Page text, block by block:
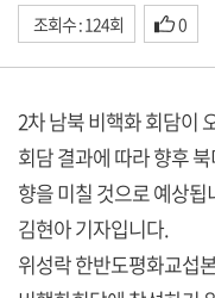
조회수 : 124회 0
2차 남북 비핵화 회담이
회담 결과에 따라 향후
향을 미칠 것으로 예상됩
김현아 기자입니다.
위성락 한반도평화교섭